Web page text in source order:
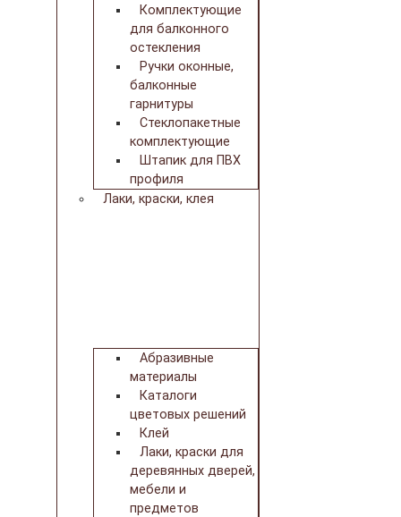
Комплектующие
для балконного
остекления
Ручки оконные,
балконные
гарнитуры
Стеклопакетные
комплектующие
Штапик для ПВХ
профиля
Лаки, краски, клея
Абразивные
материалы
Каталоги
цветовых решений
Клей
Лаки, краски для
деревянных дверей,
мебели и
предметов